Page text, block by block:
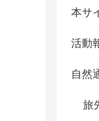
本サ
活動
自然
旅